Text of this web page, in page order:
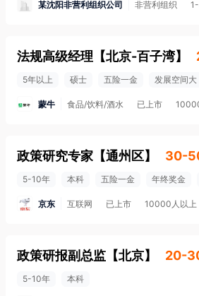
某沈阳非营利组织公司 非营利组织
法规高级经理 【北京-百子湾】
5年以上 硕士 五险一金 发展空间大
蒙牛 食品/饮料/酒水 已上市
政策研究专家 【通州区】 30-
5-10年 本科 五险一金 年终奖金
京东 互联网 已上市 10000人以上
政策研报副总监 【北京】 20-
5-10年 本科